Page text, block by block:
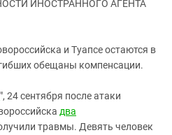
ИНОСТРАННОГО АГЕНТА
и Туапсе остаются в
обещаны компенсации.
", 24 сентября после атаки
два
травмы. Девять человек